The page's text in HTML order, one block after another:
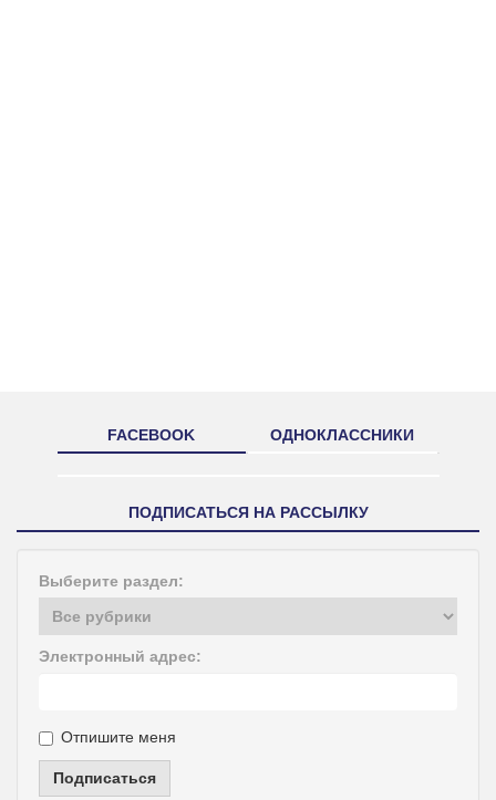
FACEBOOK ОДНОКЛАССНИКИ
ПОДПИСАТЬСЯ НА РАССЫЛКУ
Выберите раздел:
Электронный адрес:
Отпишите меня
Подписаться